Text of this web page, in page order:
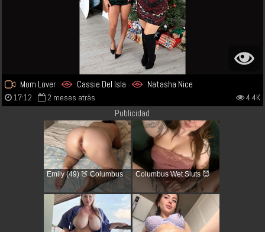
Mom Lover Cassie Del Isla Natasha Nice
17:12 2 meses atrás 4.4K
Publicidad
Emily (49) 🍑 Columbus Columbus Wet Sluts 😈